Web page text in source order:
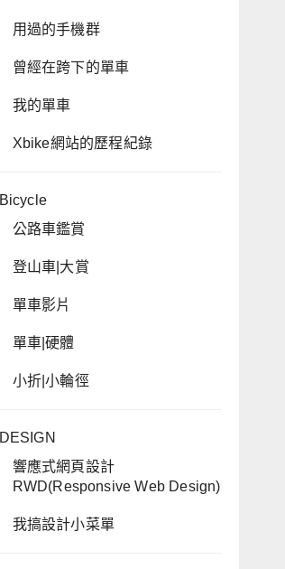
用過的手機群
曾經在跨下的單車
我的單車
Xbike網站的歷程紀錄
Bicycle
公路車鑑賞
登山車|大賞
單車影片
單車|硬體
小折|小輪徑
DESIGN
響應式網頁設計
RWD(Responsive Web Design)
我搞設計小菜單